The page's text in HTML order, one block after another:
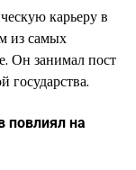
карьеру в
из самых
Он занимал пост
государства.
повлиял на